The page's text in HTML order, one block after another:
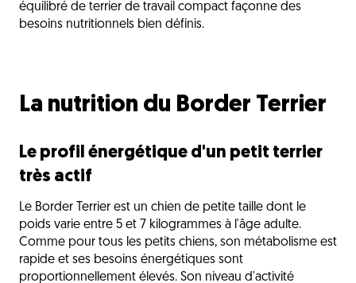
équilibré de terrier de travail compact façonne des
besoins nutritionnels bien définis.
La nutrition du Border Terrier
Le profil énergétique d'un petit terrier
très actif
Le Border Terrier est un chien de petite taille dont le
poids varie entre 5 et 7 kilogrammes à l'âge adulte.
Comme pour tous les petits chiens, son métabolisme est
rapide et ses besoins énergétiques sont
proportionnellement élevés. Son niveau d'activité